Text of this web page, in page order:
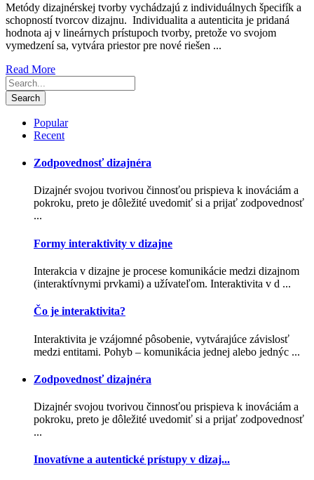
Metódy dizajnérskej tvorby vychádzajú z individuálnych špecifík a
schopností tvorcov dizajnu. Individualita a autenticita je pridaná
hodnota aj v lineárnych prístupoch tvorby, pretože vo svojom
vymedzení sa, vytvára priestor pre nové riešen ...
Read More
Popular
Recent
Zodpovednosť dizajnéra
Dizajnér svojou tvorivou činnosťou prispieva k inováciám a
pokroku, preto je dôležité uvedomiť si a prijať zodpovednosť
...
Formy interaktivity v dizajne
Interakcia v dizajne je procese komunikácie medzi dizajnom
(interaktívnymi prvkami) a užívateľom. Interaktivita v d ...
Čo je interaktivita?
Interaktivita je vzájomné pôsobenie, vytvárajúce závislosť
medzi entitami. Pohyb – komunikácia jednej alebo jednýc ...
Zodpovednosť dizajnéra
Dizajnér svojou tvorivou činnosťou prispieva k inováciám a
pokroku, preto je dôležité uvedomiť si a prijať zodpovednosť
...
Inovatívne a autentické prístupy v dizaj...